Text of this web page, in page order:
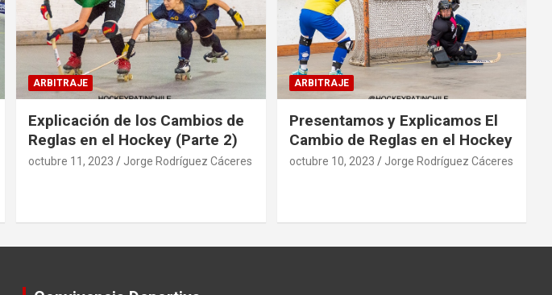
ARBITRAJE
Explicación de los Cambios de
Reglas en el Hockey (Parte 2)
octubre 11, 2023 Jorge Rodríguez Cáceres
ARBITRAJE
Presentamos y Explicamos El
Cambio de Reglas en el Hockey
octubre 10, 2023 Jorge Rodríguez Cáceres